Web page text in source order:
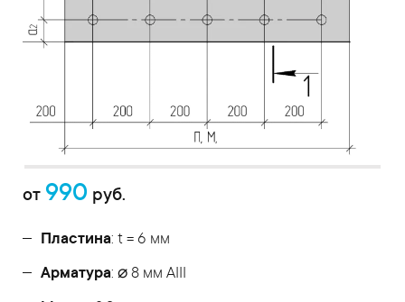
от 990 руб.
Пластина: t = 6 мм
Арматура: ⌀ 8 мм АIII